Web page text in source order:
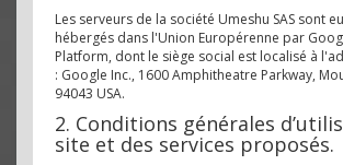
Les serveurs de la société Umeshu SAS sont
hébergés dans l'Union Europérenne par
Platform, dont le siège social est localisé à
: Google Inc., 1600 Amphitheatre Parkway,
94043 USA.
2. Conditions générales
site et des services proposés.